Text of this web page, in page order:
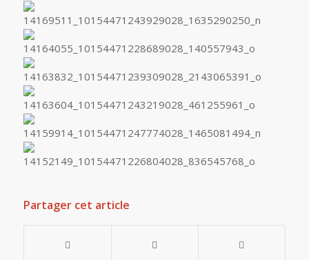
Partager cet article